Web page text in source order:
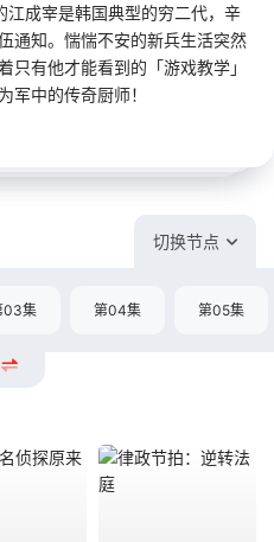
江成宰是韩国典型的穷二代，辛
通知。惴惴不安的新兵生活突然
只有他才能看到的「游戏教学」
军中的传奇厨师！
切换节点
03集 第04集 第05集